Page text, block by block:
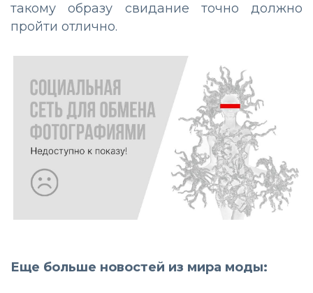
такому образу свидание точно должно
пройти отлично.
Еще больше новостей из мира моды: